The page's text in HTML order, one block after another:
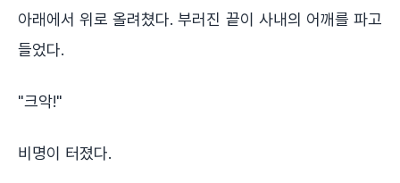
아래에서 위로 올려쳤다. 부러진 끝이 사내의 어깨를 파고
들었다.
"크악!"
비명이 터졌다.